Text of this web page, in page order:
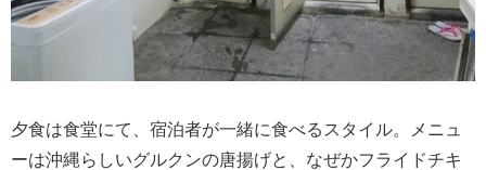
夕食は食堂にて、宿泊者が一緒に食べるスタイル。メニュ
ーは沖縄らしいグルクンの唐揚げと、なぜかフライドチキ